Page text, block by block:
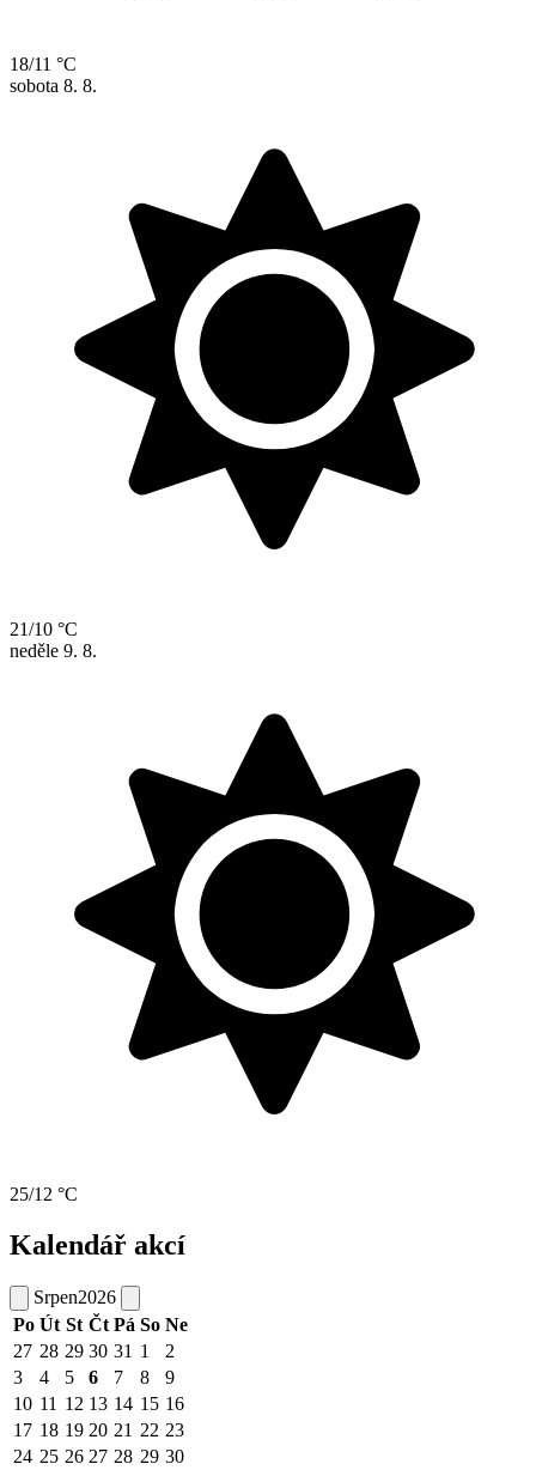
18/11 °C
sobota 8. 8.
21/10 °C
neděle 9. 8.
25/12 °C
Kalendář akcí
Srpen2026
Po Út St Čt Pá So Ne
27 28 29 30 31 1
2
3
4 5 6 7 8
9
10 11 12 13 14 15 16
17 18 19 20 21 22 23
24 25 26 27 28 29 30